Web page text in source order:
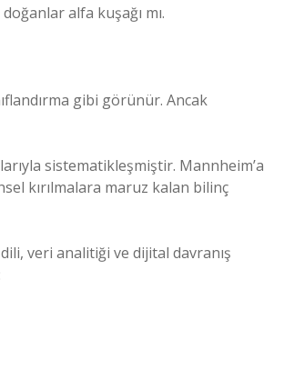
alfa kuşağı mı.
gibi görünür. Ancak
sistematikleşmiştir. Mannheim’a
kırılmalara maruz kalan bilinç
veri analitiği ve dijital davranış